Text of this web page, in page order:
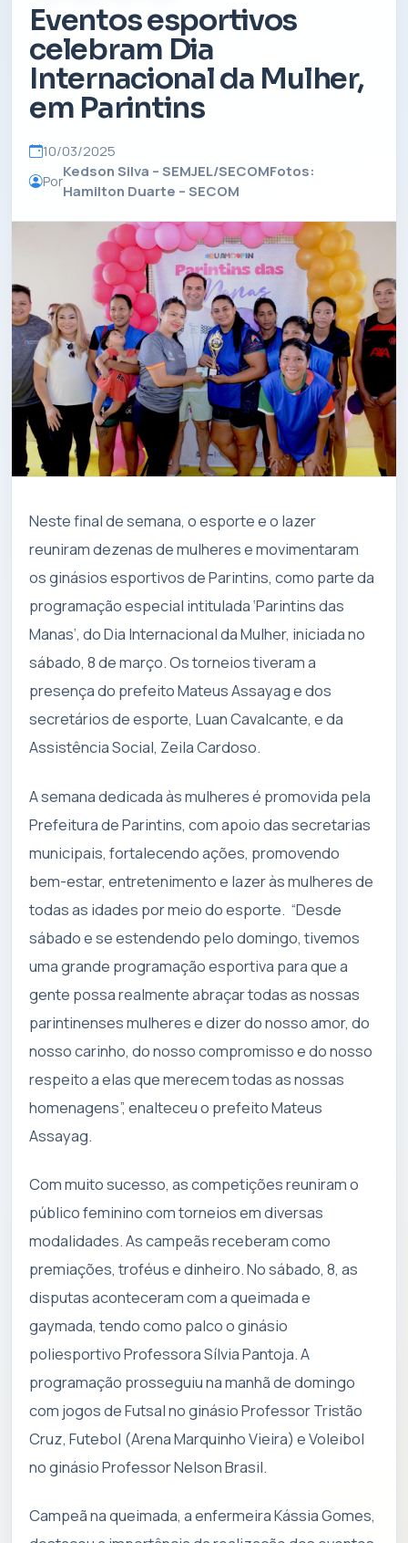
Eventos esportivos
celebram Dia
Internacional da Mulher,
em Parintins
10/03/2025
Por
Kedson Silva – SEMJEL/SECOMFotos:
Hamilton Duarte – SECOM
Neste final de semana, o esporte e o lazer
reuniram dezenas de mulheres e movimentaram
os ginásios esportivos de Parintins, como parte da
programação especial intitulada ‘Parintins das
Manas’, do Dia Internacional da Mulher, iniciada no
sábado, 8 de março. Os torneios tiveram a
presença do prefeito Mateus Assayag e dos
secretários de esporte, Luan Cavalcante, e da
Assistência Social, Zeila Cardoso.
A semana dedicada às mulheres é promovida pela
Prefeitura de Parintins, com apoio das secretarias
municipais, fortalecendo ações, promovendo
bem-estar, entretenimento e lazer às mulheres de
todas as idades por meio do esporte. “Desde
sábado e se estendendo pelo domingo, tivemos
uma grande programação esportiva para que a
gente possa realmente abraçar todas as nossas
parintinenses mulheres e dizer do nosso amor, do
nosso carinho, do nosso compromisso e do nosso
respeito a elas que merecem todas as nossas
homenagens”, enalteceu o prefeito Mateus
Assayag.
Com muito sucesso, as competições reuniram o
público feminino com torneios em diversas
modalidades. As campeãs receberam como
premiações, troféus e dinheiro. No sábado, 8, as
disputas aconteceram com a queimada e
gaymada, tendo como palco o ginásio
poliesportivo Professora Sílvia Pantoja. A
programação prosseguiu na manhã de domingo
com jogos de Futsal no ginásio Professor Tristão
Cruz, Futebol (Arena Marquinho Vieira) e Voleibol
no ginásio Professor Nelson Brasil.
Campeã na queimada, a enfermeira Kássia Gomes,